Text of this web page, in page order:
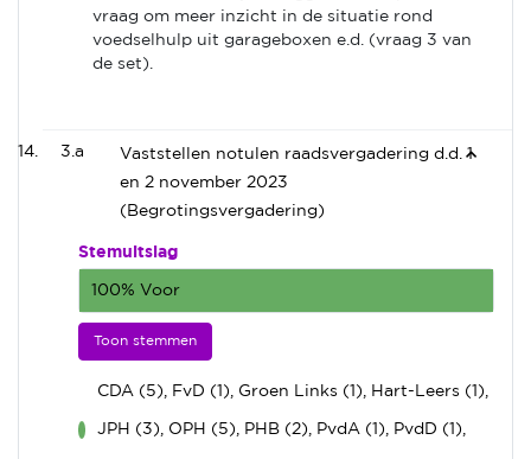
vraag om meer inzicht in de situatie rond
voedselhulp uit garageboxen e.d. (vraag 3 van
de set).
3.a
Vaststellen notulen raadsvergadering d.d. 1
en 2 november 2023
(Begrotingsvergadering)
Stemuitslag
100% Voor
Toon stemmen
CDA (5), FvD (1), Groen Links (1), Hart-Leers (1),
JPH (3), OPH (5), PHB (2), PvdA (1), PvdD (1),